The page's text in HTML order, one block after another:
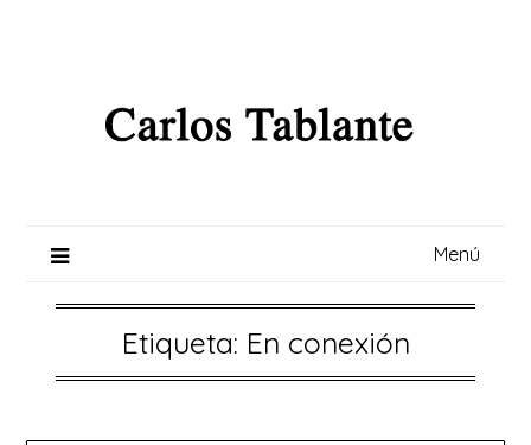
Menú
Etiqueta: En conexión